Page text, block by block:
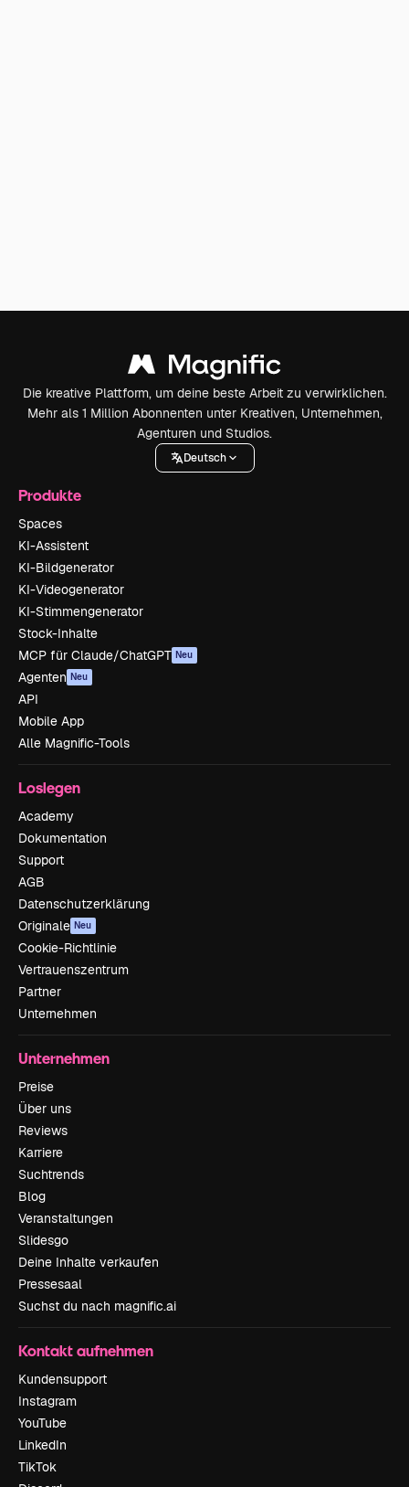
Die kreative Plattform, um deine beste Arbeit zu verwirklichen.
Mehr als 1 Million Abonnenten unter Kreativen, Unternehmen,
Agenturen und Studios.
Deutsch
Produkte
Spaces
KI-Assistent
KI-Bildgenerator
KI-Videogenerator
KI-Stimmengenerator
Stock-Inhalte
MCP für Claude/ChatGPT Neu
Agenten Neu
API
Mobile App
Alle Magnific-Tools
Loslegen
Academy
Dokumentation
Support
AGB
Datenschutzerklärung
Originale Neu
Cookie-Richtlinie
Vertrauenszentrum
Partner
Unternehmen
Unternehmen
Preise
Über uns
Reviews
Karriere
Suchtrends
Blog
Veranstaltungen
Slidesgo
Deine Inhalte verkaufen
Pressesaal
Suchst du nach magnific.ai
Kontakt aufnehmen
Kundensupport
Instagram
YouTube
LinkedIn
TikTok